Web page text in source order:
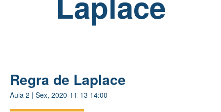
Regra de Laplace
Aula 2 | Sex, 2020-11-13 14:00